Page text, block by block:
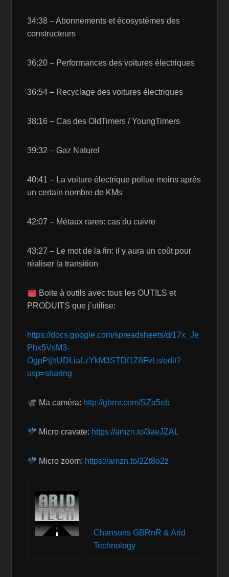
34:38 – Abonnements et écosystèmes des
constructeurs
36:20 – Performances des voitures électriques
36:54 – Recyclage des voitures électriques
38:16 – Cas des OldTimers / YoungTimers
39:32 – Gaz Naturel
40:41 – La voiture électrique pollue moins après
un certain nombre de KMs
42:07 – Métaux rares: cas du cuivre
43:27 – Le mot de la fin: il y aura un coût pour
réaliser la transition
Boite à outils avec tous les OUTILS et
PRODUITS que j’utilise:
https://docs.google.com/spreadsheets/d/17x_Je
Phx5VsM3-
OgpPtjhUDLiaLzYkM3STDf1Z8FvLs/edit?
usp=sharing
Ma caméra: http://gbrnr.com/SZa5eb
Micro cravate: https://amzn.to/3aeJZAL
Micro zoom: https://amzn.to/2Zt8o2z
Chansons GBRnR & Arid
Technology